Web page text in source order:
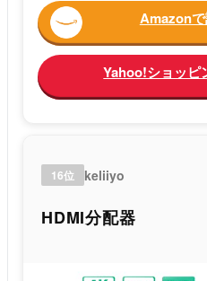
Amazon
Yahoo!ショッピ
16位 keliiyo
HDMI分配器